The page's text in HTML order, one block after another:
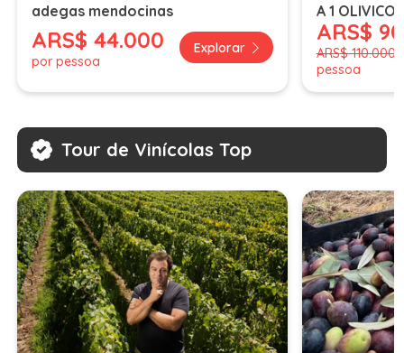
adegas mendocinas
ARS$ 44.000
por pessoa
Explorar
A 1
ALMUERZO
personas
ARS$
ARS$ 110.000
pessoa
Tour de Vinícolas Top